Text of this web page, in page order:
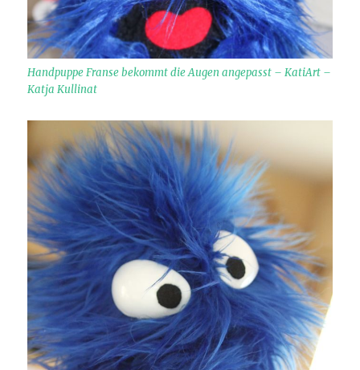
Handpuppe Franse bekommt die Augen angepasst – KatiArt –
Katja Kullinat